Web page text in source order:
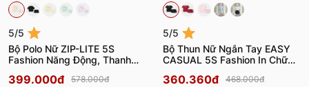
5/5
Bộ Polo Nữ ZIP-LITE 5S
Fashion Năng Động, Thanh
399.000đ
578.000đ
5/5
Bộ Thun Nữ Ngắn Tay EASY
CASUAL 5S Fashion In Chữ
360.360đ
468.000đ